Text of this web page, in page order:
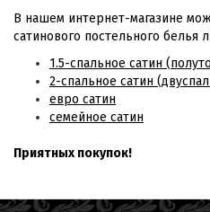
В нашем интернет-магазине
сатинового постельного белья
1.5-спальное сатин
2-спальное сатин
евро сатин
семейное сатин
Приятных покупок!